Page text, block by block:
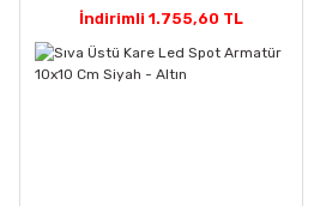
İndirimli 1.755,60 TL